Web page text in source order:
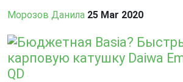
Морозов Данила 25 Mar 2020
Бюджетная Basia?
карповую катушку Daiwa
QD